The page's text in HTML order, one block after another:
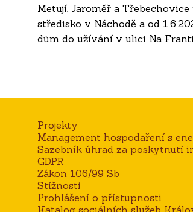
Metují, Jaroměř a
středisko v Náchodě a od
dům do užívání v ulici Na
Projekty
Management hospodaření s
Sazebník úhrad za poskytnutí
GDPR
Zákon 106/99 Sb
Stížnosti
Prohlášení o přístupnosti
Katalog sociálních služeb